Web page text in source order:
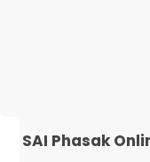
SAI Phasak